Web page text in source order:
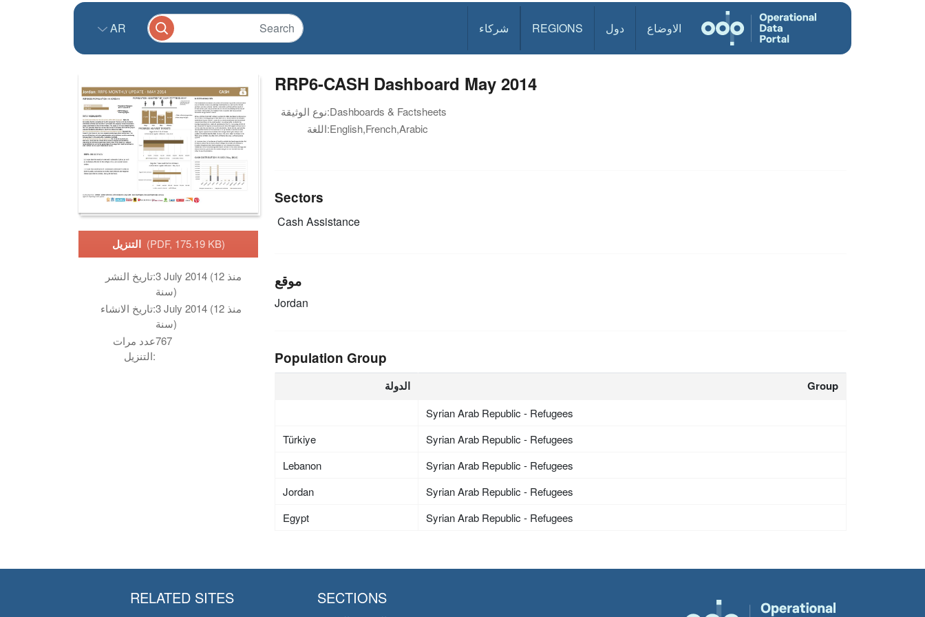
الاوضاع دول REGIONS شركاء AR
التنزيل (PDF, 175.19 KB)
تاريخ النشر:3 July 2014 (منذ 12
سنة)
تاريخ الانشاء:3 July 2014 (منذ 12
سنة)
عدد مرات
التنزيل:
767
RRP6-CASH Dashboard May 2014
نوع الوثيقة:Dashboards & Factsheets
اللغة:English,French,Arabic
Sectors
Cash Assistance
موقع
Jordan
Population Group
الدولة Group
Syrian Arab Republic - Refugees
Türkiye
Syrian Arab Republic - Refugees
Lebanon
Syrian Arab Republic - Refugees
Jordan
Syrian Arab Republic - Refugees
Egypt
Syrian Arab Republic - Refugees
SECTIONS
RELATED SITES